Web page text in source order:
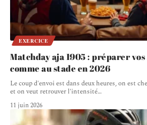
EXERCICE
Matchday aja 1905 : préparer
comme au stade en 2026
Le coup d'envoi est dans deux heures, on est
et on veut retrouver l'intensité…
11 juin 2026